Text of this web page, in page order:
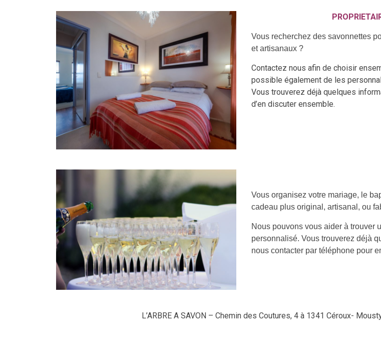
Vous recherchez des savonnettes
et artisanaux ?
Contactez nous afin de choisir
possible également de les
Vous trouverez déjà quelques
d’en discuter ensemble.
Vous organisez votre mariage, le
cadeau plus original, artisanal, ou
Nous pouvons vous aider à trouver
personnalisé. Vous trouverez déjà
nous contacter par téléphone pour
L’ARBRE A SAVON – Chemin des Coutures, 4 à 1341 Céroux-